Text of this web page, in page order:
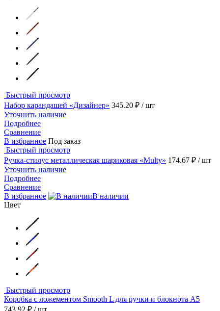
Быстрый просмотр
Набор карандашей «Дизайнер» 345.20 ₽ / шт
Уточнить наличие
Подробнее
Сравнение
В избранное Под заказ
Быстрый просмотр
Ручка-стилус металлическая шариковая «Multy» 174.67 ₽ / шт
Уточнить наличие
Подробнее
Сравнение
В избранное
В наличии
Цвет
Быстрый просмотр
Коробка с ложементом Smooth L для ручки и блокнота А5